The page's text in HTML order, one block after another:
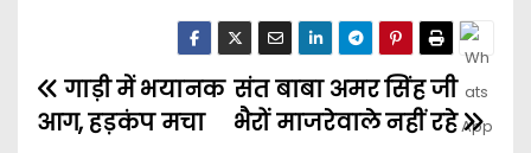
संत बाबा अमर सिंह जी
भैरों माजरेवाले नहीं रहे
गाड़ी में भयानक
आग, हड़कंप मचा